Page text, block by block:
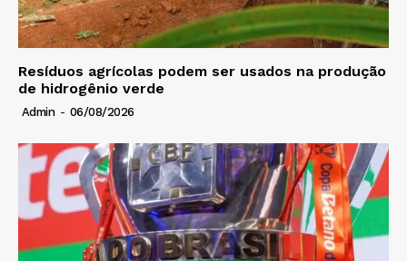
Resíduos agrícolas podem ser usados na produção
de hidrogênio verde
Admin - 06/08/2026